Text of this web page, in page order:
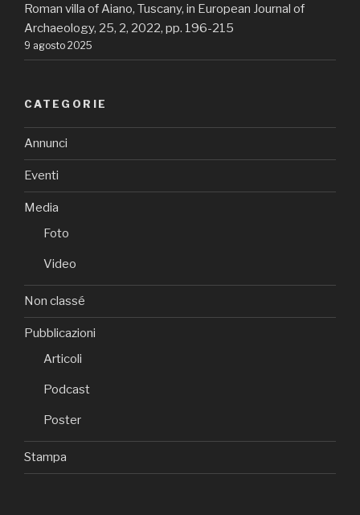
Roman villa of Aiano, Tuscany, in European Journal of
Archaeology, 25, 2, 2022, pp. 196-215
9 agosto 2025
CATEGORIE
Annunci
Eventi
Media
Foto
Video
Non classé
Pubblicazioni
Articoli
Podcast
Poster
Stampa